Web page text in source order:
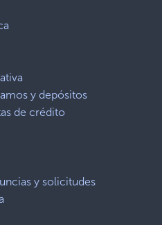
y depósitos
de crédito
y solicitudes